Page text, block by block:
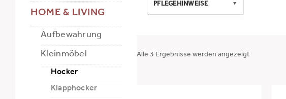
HOME & LIVING
Aufbewahrung
Kleinmöbel
Hocker
Klapphocker
PFLEGEHINWEISE ▼
Alle 3 Ergebnisse werden angezeigt